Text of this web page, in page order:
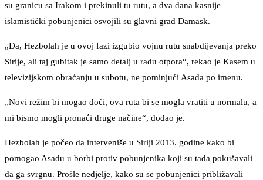
su granicu sa Irakom i prekinuli tu rutu, a dva dana kasnije
islamistički pobunjenici osvojili su glavni grad Damask.
„Da, Hezbolah je u ovoj fazi izgubio vojnu rutu snabdijevanja preko
Sirije, ali taj gubitak je samo detalj u radu otpora“, rekao je Kasem u
televizijskom obraćanju u subotu, ne pominjući Asada po imenu.
„Novi režim bi mogao doći, ova ruta bi se mogla vratiti u normalu, a
mi bismo mogli pronaći druge načine“, dodao je.
Hezbolah je počeo da interveniše u Siriji 2013. godine kako bi
pomogao Asadu u borbi protiv pobunjenika koji su tada pokušavali
da ga svrgnu. Prošle nedjelje, kako su se pobunjenici približavali